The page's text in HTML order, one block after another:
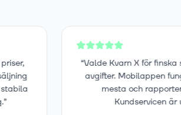
Valde Kvarn X för finska
avgifter. Mobilappen
mesta och rapporterna är
Kundservicen är